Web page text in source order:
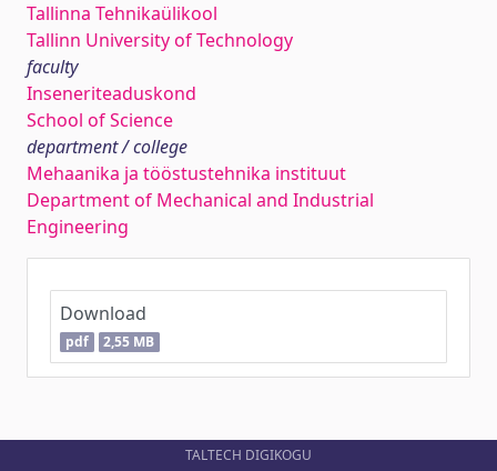
Tallinna Tehnikaülikool
Tallinn University of Technology
faculty
Inseneriteaduskond
School of Science
department / college
Mehaanika ja tööstustehnika instituut
Department of Mechanical and Industrial
Engineering
Download
pdf 2,55 MB
TALTECH DIGIKOGU